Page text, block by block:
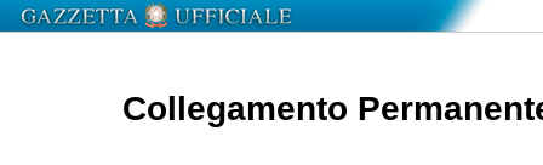
Collegamento